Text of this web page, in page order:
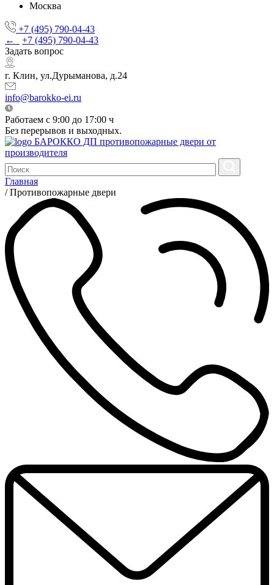
Москва
+7 (495) 790-04-43
←
+7 (495) 790-04-43
Задать вопрос
г. Клин, ул.Дурыманова, д.24
info@barokko-ei.ru
Работаем с 9:00 до 17:00 ч
Без перерывов и выходных.
БАРОККО ДП противопожарные двери от
производителя
Главная
/ Противопожарные двери